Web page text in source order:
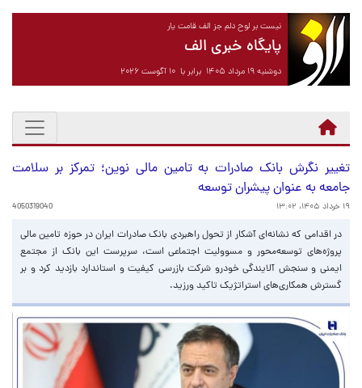
نیست بر لوح دلم جز الف قامت یار
پایگاه خبری الف
دوشنبه ۱۹ مرداد ۱۴۰۵ برابر با ۱۰ آگوست ۲۰۲۶
تغییر نگرش بانک صادرات به تامین مالی نوین؛ تمرکز بر سلامت
جامعه به عنوان پیشران توسعه
۱۹ خرداد ۱۴۰۵، ۱۳:۰۲ 4050319040
​در اقدامی که نشانه‌ای آشکار از تحول راهبردی بانک صادرات ایران در حوزه تامین مالی
پروژه‌های توسعه‌محور و مسوولیت اجتماعی است، سرپرست این بانک از مجتمع
ایمنی و سنجش آلایندگی خودرو شرکت بازرسی کیفیت و استاندارد بازدید کرد و بر
گسترش همکاری‌های استراتژیک تاکید ورزید.